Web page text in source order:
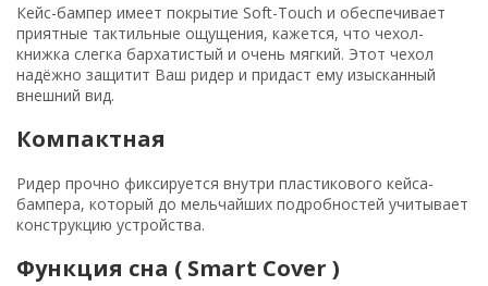
Кейс-бампер имеет покрытие Soft-Touch и обеспечивает
приятные тактильные ощущения, кажется, что чехол-
книжка слегка бархатистый и очень мягкий. Этот чехол
надёжно защитит Ваш ридер и придаст ему изысканный
внешний вид.
Компактная
Ридер прочно фиксируется внутри пластикового кейса-
бампера, который до мельчайших подробностей учитывает
конструкцию устройства.
Функция сна ( Smart Cover )